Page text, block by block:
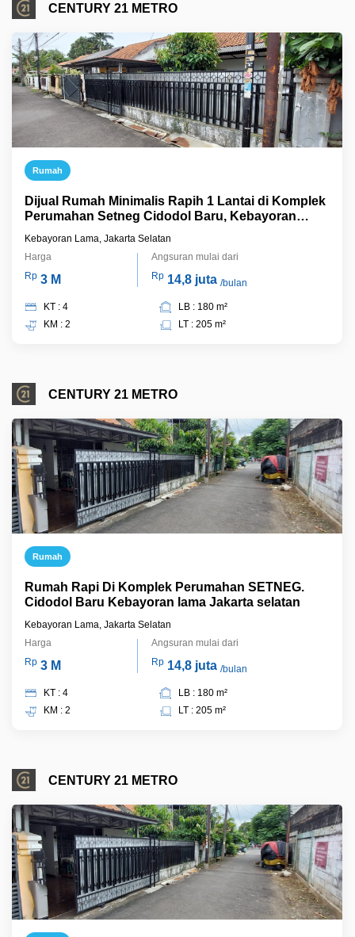
CENTURY 21 METRO
Rumah
Dijual Rumah Minimalis Rapih 1 Lantai di Komplek
Perumahan Setneg Cidodol Baru, Kebayoran
Kebayoran Lama, Jakarta Selatan
Harga
Rp 3 M
Angsuran mulai dari
Rp 14,8 juta /bulan
KT : 4
KM : 2
LB : 180 m²
LT : 205 m²
CENTURY 21 METRO
Rumah
Rumah Rapi Di Komplek Perumahan SETNEG.
Cidodol Baru Kebayoran lama Jakarta selatan
Kebayoran Lama, Jakarta Selatan
Harga
Rp 3 M
Angsuran mulai dari
Rp 14,8 juta /bulan
KT : 4
KM : 2
LB : 180 m²
LT : 205 m²
CENTURY 21 METRO